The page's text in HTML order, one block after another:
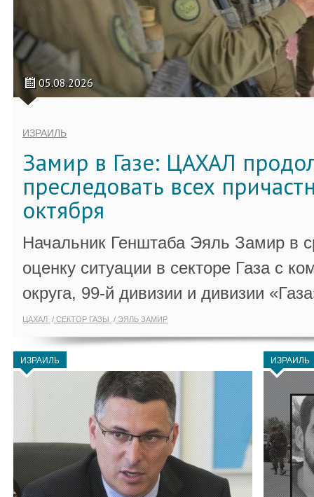
05.08.2026
ИЗРАИЛЬ
Замир в Газе: ЦАХАЛ
преследовать всех
октября
Начальник Генштаба Эяль Замир в
оценку ситуации в секторе Газа с
округа, 99-й дивизии и дивизии
ЦАХАЛ СЕКТОР ГАЗЫ ЭЯЛЬ ЗАМИР
ИЗРАИЛЬ ИЗРАИЛЬ